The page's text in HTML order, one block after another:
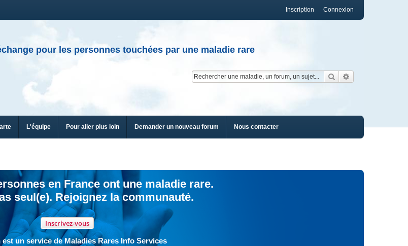
Connexion
Inscription
pour les personnes touchées par une maladie rare
Rechercher
L'équipe Pour aller plus loin Demander un nouveau forum Nous contacter
en France ont une maladie rare.
seul(e). Rejoignez la communauté.
Inscrivez-vous
est un service de Maladies Rares Info Services